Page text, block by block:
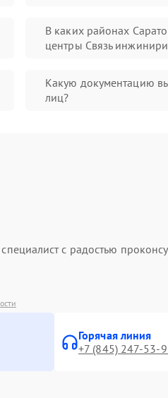
В каких районах
центры Связь
Какую документацию
лиц?
с радостью
Горячая линия
+7 (845) 247-53-